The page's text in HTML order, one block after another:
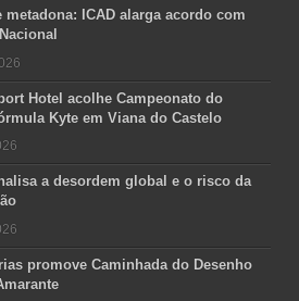
metadona: ICAD alarga acordo com
Hotel acolhe Campeonato do
Kyte em Viana do Castelo
a desordem global e o risco da
promove Caminhada do Desenho